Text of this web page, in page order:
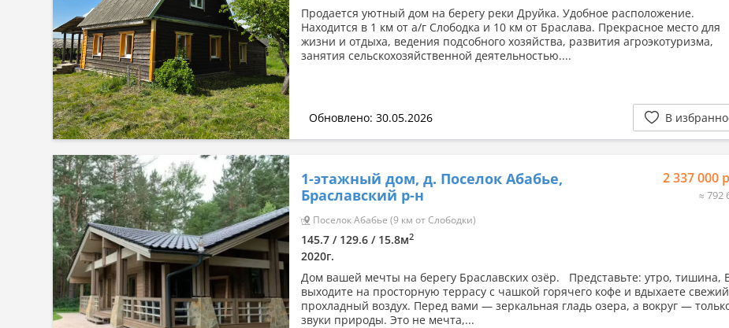
Продается уютный дом на берегу реки Друйка. Удобное расположение.
Находится в 1 км от а/г Слободка и 10 км от Браслава. Прекрасное место для
жизни и отдыха, ведения подсобного хозяйства, развития агроэкотуризма,
занятия сельскохозяйственной деятельностью....
Обновлено: 30.05.2026 В
1-этажный дом, д. Поселок Абабье,
Браславский р-н
Поселок Абабье (9 км от Слободки)
2 337 000
≈ 792
145.7 / 129.6 / 15.8м2
2020г.
Дом вашей мечты на берегу Браславских озёр. Представьте: утро, тишина,
выходите на просторную террасу с чашкой горячего кофе и вдыхаете
прохладный воздух. Перед вами — зеркальная гладь озера, а вокруг —
звуки природы. Это не мечта,...